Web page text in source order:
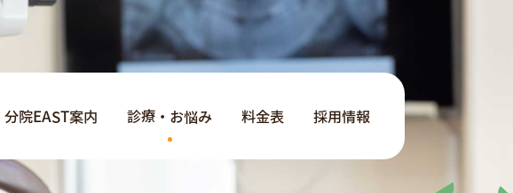
分院EAST案内 診療・お悩み 料金表 採用情報